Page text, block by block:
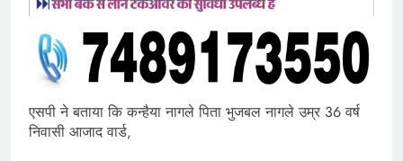
एसपी ने बताया कि कन्हैया नागले पिता भुजबल नागले उम्र 36 वर्ष
निवासी आजाद वार्ड,